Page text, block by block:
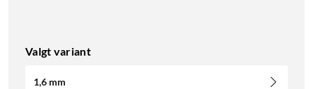
Valgt variant
1,6 mm